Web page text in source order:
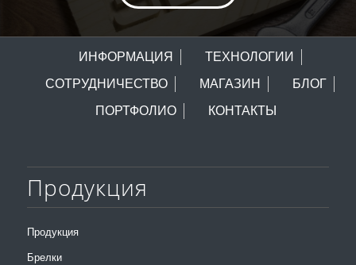
ИНФОРМАЦИЯ
ТЕХНОЛОГИИ
СОТРУДНИЧЕСТВО
МАГАЗИН
БЛОГ
ПОРТФОЛИО
КОНТАКТЫ
Продукция
Продукция
Брелки